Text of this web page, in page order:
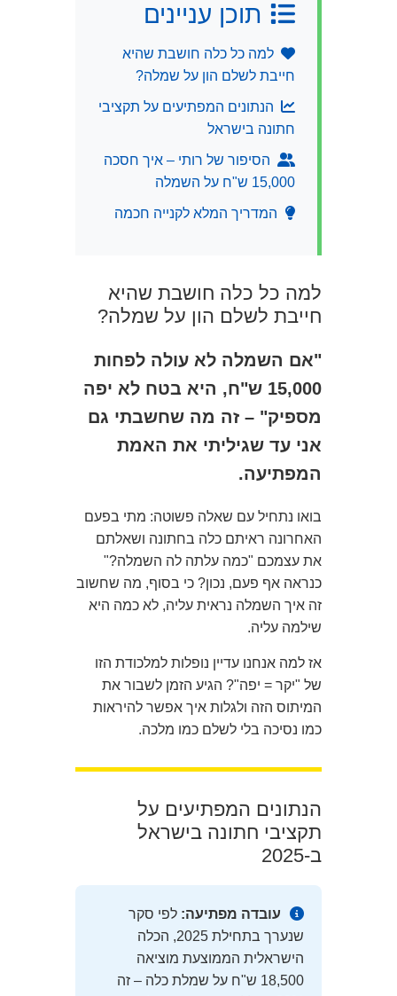
תוכן עניינים
למה כל כלה חושבת שהיא
חייבת לשלם הון על שמלה?
הנתונים המפתיעים על תקציבי
חתונה בישראל
הסיפור של רותי – איך חסכה
15,000 ש"ח על השמלה
המדריך המלא לקנייה חכמה
למה כל כלה חושבת שהיא
חייבת לשלם הון על שמלה?
"אם השמלה לא עולה לפחות
15,000 ש"ח, היא בטח לא יפה
מספיק" – זה מה שחשבתי גם
אני עד שגיליתי את האמת
המפתיעה.
בואו נתחיל עם שאלה פשוטה: מתי בפעם
האחרונה ראיתם כלה בחתונה ושאלתם
את עצמכם "כמה עלתה לה השמלה?"
כנראה אף פעם, נכון? כי בסוף, מה שחשוב
זה איך השמלה נראית עליה, לא כמה היא
שילמה עליה.
אז למה אנחנו עדיין נופלות למלכודת הזו
של "יקר = יפה"? הגיע הזמן לשבור את
המיתוס הזה ולגלות איך אפשר להיראות
כמו נסיכה בלי לשלם כמו מלכה.
הנתונים המפתיעים על
תקציבי חתונה בישראל
ב-2025
עובדה מפתיעה: לפי סקר
שנערך בתחילת 2025, הכלה
הישראלית הממוצעת מוציאה
18,500 ש"ח על שמלת כלה – זה